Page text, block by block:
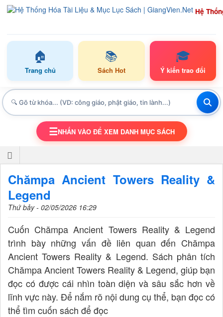
Hệ
🏠
Trang chủ
📚
Sách Hot
🎓
Ý kiến trao đổi
TOGGLE NAVIGATION
☰NHẤN VÀO ĐỂ XEM DANH MỤC SÁCH
Chămpa Ancient Towers Reality &
Legend
Thứ bảy - 02/05/2026 16:29
Cuốn Chămpa Ancient Towers Reality & Legend
trình bày những vấn đề liên quan đến Chămpa
Ancient Towers Reality & Legend. Sách phân tích
Chămpa Ancient Towers Reality & Legend, giúp bạn
đọc có được cái nhìn toàn diện và sâu sắc hơn về
lĩnh vực này. Để nắm rõ nội dung cụ thể, bạn đọc có
thể tìm cuốn sách để đọc